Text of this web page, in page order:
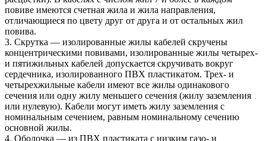
повиве имеются счетная жила и жила направления,
отличающиеся по цвету друг от друга и от остальных жил
повива.
3. Скрутка — изолированные жилы кабелей скручены
концентрическими повивами, изолированные жилы четырех-
и пятижильных кабелей допускается скручивать вокруг
сердечника, изолированного ПВХ пластикатом. Трех- и
четырехжильные кабели имеют все жилы одинакового
сечения или одну жилу меньшего сечения (жилу заземления
или нулевую). Кабели могут иметь жилу заземления с
номинальным сечением, равным номинальному сечению
основной жилы.
4. Оболочка — из ПВХ пластиката с низким газо- и